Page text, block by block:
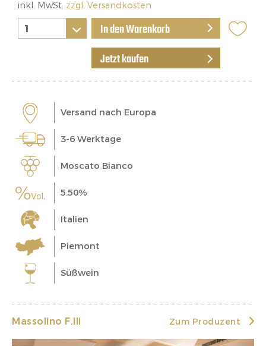
inkl. MwSt. zzgl. Versandkosten
In den Warenkorb
Jetzt kaufen
Versand nach Europa
3-6 Werktage
Moscato Bianco
5.50%
Italien
Piemont
Süßwein
Massolino F.lli Zum Produzent